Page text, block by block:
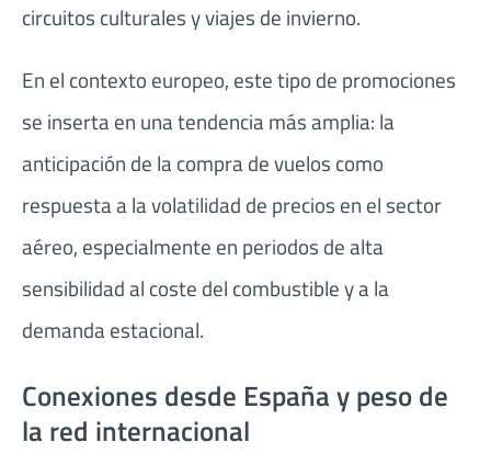
circuitos culturales y viajes de invierno.
En el contexto europeo, este tipo de promociones
se inserta en una tendencia más amplia: la
anticipación de la compra de vuelos como
respuesta a la volatilidad de precios en el sector
aéreo, especialmente en periodos de alta
sensibilidad al coste del combustible y a la
demanda estacional.
Conexiones desde España y peso de
la red internacional